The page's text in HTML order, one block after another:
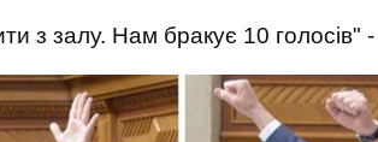
з залу. Нам бракує 10 голосів" -